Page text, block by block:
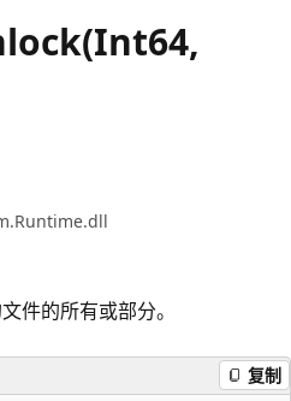
件的所有或部分。
复制